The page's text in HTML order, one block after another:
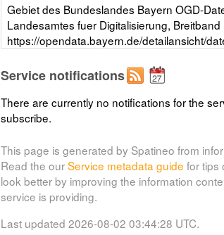
Gebiet des Bundeslandes Bayern OGD-
Landesamtes fuer Digitalisierung,
https://opendata.bayern.de/detailansicht/
des Bundeslandes BEZ_LAN(TEXT) =
verkehrsinfo
Dieser Datensatz beinhaltet verschiedene
GIP bislang eingetragen sind. Diese haben
Auswirkungen. Konkret werden
Massnahmen gesammelt:
Fahrradstrassen und Fussgaengerzonen.
Service notifications
There are currently no notifications for the
subscribe.
This page is generated by Spatineo from
Read the ourService metadata guide for tips
look better by improving the information
service is providing.
Last updated 2026-08-02 03:44:28 UTC.